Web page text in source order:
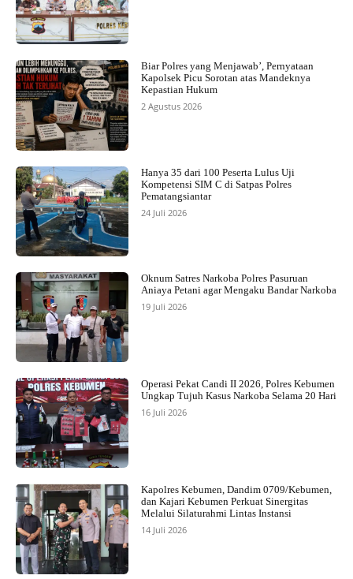
Biar Polres yang Menjawab’, Pernyataan
Kapolsek Picu Sorotan atas Mandeknya
Kepastian Hukum
2 Agustus 2026
Hanya 35 dari 100 Peserta Lulus Uji
Kompetensi SIM C di Satpas Polres
Pematangsiantar
24 Juli 2026
Oknum Satres Narkoba Polres Pasuruan
Aniaya Petani agar Mengaku Bandar Narkoba
19 Juli 2026
Operasi Pekat Candi II 2026, Polres Kebumen
Ungkap Tujuh Kasus Narkoba Selama 20 Hari
16 Juli 2026
Kapolres Kebumen, Dandim 0709/Kebumen,
dan Kajari Kebumen Perkuat Sinergitas
Melalui Silaturahmi Lintas Instansi
14 Juli 2026